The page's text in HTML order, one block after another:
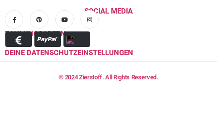
SOCIAL MEDIA
ZAHLUNGSARTEN
DEINE DATENSCHUTZEINSTELLUNGEN
© 2024 Zierstoff. All Rights Reserved.